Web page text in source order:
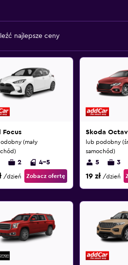
najlepsze ceny
Focus
(mały
2 4-5
/dzień Zobacz ofertę
Skoda
lub podobny
samochód)
5 3
19 zł /dzień